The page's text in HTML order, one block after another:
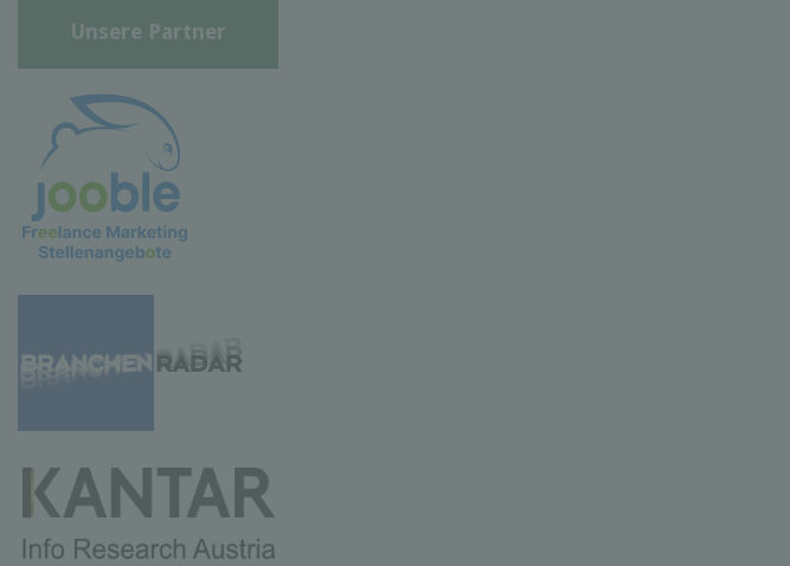
Unsere Partner